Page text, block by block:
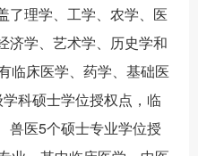
了理学、工学、农学、医
济学、艺术学、历史学和
临床医学、药学、基础医
科硕士学位授权点，临
兽医5个硕士专业学位授